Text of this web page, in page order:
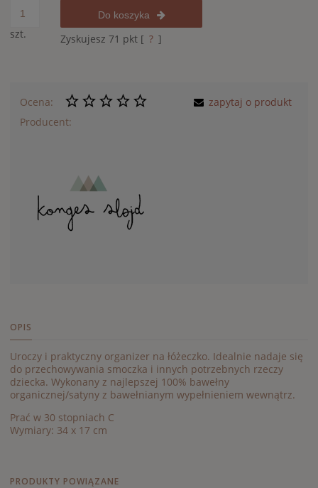
szt.
Do koszyka
Zyskujesz71 pkt [ ? ]
Ocena:
Producent:
zapytaj o produkt
OPIS
Uroczy i praktyczny organizer na łóżeczko. Idealnie nadaje się
do przechowywania smoczka i innych potrzebnych rzeczy
dziecka. Wykonany z najlepszej 100% bawełny
organicznej/satyny z bawełnianym wypełnieniem wewnątrz.
Prać w 30 stopniach C
Wymiary: 34 x 17 cm
PRODUKTY POWIĄZANE